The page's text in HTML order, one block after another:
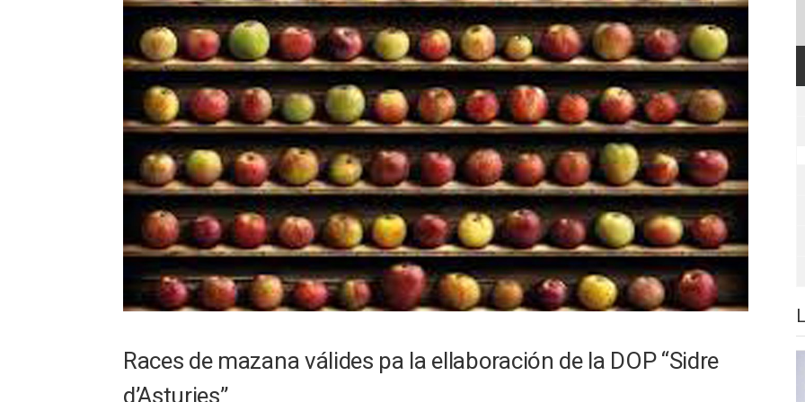
Races de mazana válides pa la ellaboración de la DOP “Sidre
d’Asturies”